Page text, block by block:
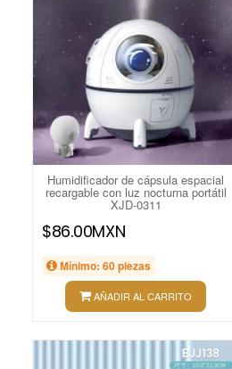
Humidificador de cápsula espacial
recargable con luz nocturna portátil
XJD-0311
$86.00MXN
Mínimo: 60 piezas
AÑADIR AL CARRITO